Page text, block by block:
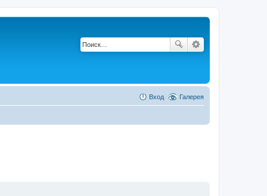
Галерея
Вход